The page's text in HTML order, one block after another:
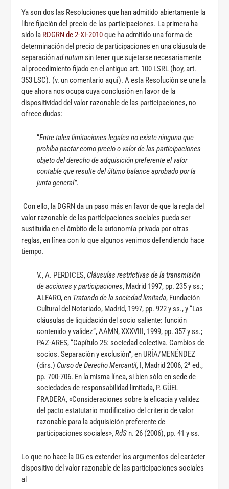
Ya son dos las Resoluciones que han admitido abiertamente la
libre fijación del precio de las participaciones. La primera ha
sido la RDGRN de 2-XI-2010que ha admitido una forma de
determinación del precio de participaciones en una cláusula de
separaciónad nutum sin tener que sujetarse necesariamente
al procedimiento fijado en el antiguo art. 100 LSRL (hoy, art.
353 LSC). (v. un comentario aquí). A esta Resolución se une la
que ahora nos ocupa cuya conclusión en favor de la
dispositividad del valor razonable de las participaciones, no
ofrece dudas:
“Entre tales limitaciones legales no existe ninguna que
prohíba pactar como precio o valor de las participaciones
objeto del derecho de adquisición preferente el valor
contable que resulte del último balance aprobado por la
junta general”.
Con ello, la DGRN da un paso más en favor de que la regla del
valor razonable de las participaciones sociales pueda ser
sustituida en el ámbito de la autonomía privada por otras
reglas, en línea con lo que algunos venimos defendiendo hace
tiempo.
V., A. PERDICES,Cláusulas restrictivas de la transmisión
de acciones y participaciones, Madrid 1997, pp. 235 y ss.;
ALFARO, en Tratando de la sociedad limitada, Fundación
Cultural del Notariado, Madrid, 1997, pp. 922 y ss., y “Las
cláusulas de liquidación del socio saliente: función
contenido y validez”, AAMN, XXXVIII, 1999, pp. 357 y ss.;
PAZ-ARES, “Capítulo 25: sociedad colectiva. Cambios de
socios. Separación y exclusión”, en URÍA/MENÉNDEZ
(dirs.)Curso de Derecho Mercantil, I, Madrid 2006, 2ª ed.,
pp. 700-706. En la misma línea, si bien sólo en sede de
sociedades de responsabilidad limitada, P. GÜEL
FRADERA, «Consideraciones sobre la eficacia y validez
del pacto estatutario modificativo del criterio de valor
razonable para la adquisición preferente de
participaciones sociales»,RdS n. 26 (2006), pp. 41 y ss.
Lo que no hace la DG es extender los argumentos del carácter
dispositivo del valor razonable de las participaciones sociales
al